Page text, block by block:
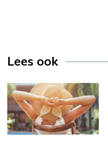
Lees ook